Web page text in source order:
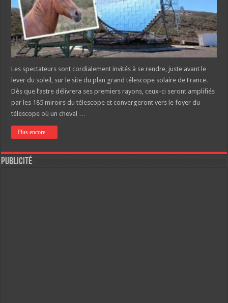
Les spectateurs sont cordialement invités à se rendre, juste avant le
lever du soleil, sur le site du plan grand télescope solaire de France.
Dès que l’astre délivrera ses premiers rayons, ceux-ci seront amplifiés
par les 185 miroirs du télescope et convergeront vers le foyer du
télescope où un cheval …
Plus encore ...
Publicité